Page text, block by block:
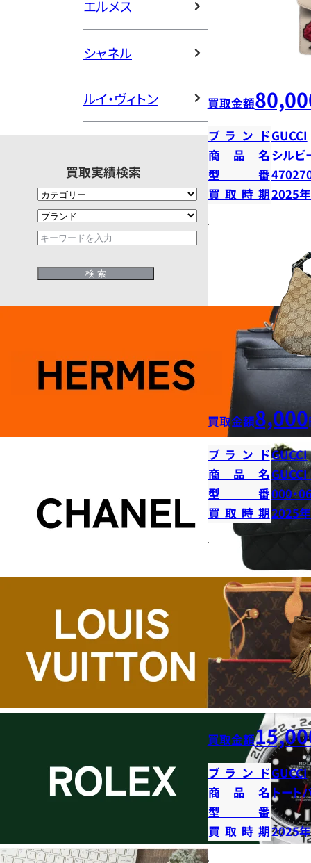
エルメス
シャネル
ルイ・ヴィトン
買取実績検索
買取金額
ブランドGUCCI
商品名 シルビ
型番
買取時期2025
買取金額8,000
ブランドGUCCI
商品名GUCCI
型番000・
買取時期2025
買取金額
ブランドGUCCI
商品名 トート
型番
買取時期2025